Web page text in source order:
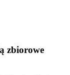
zbiorowe